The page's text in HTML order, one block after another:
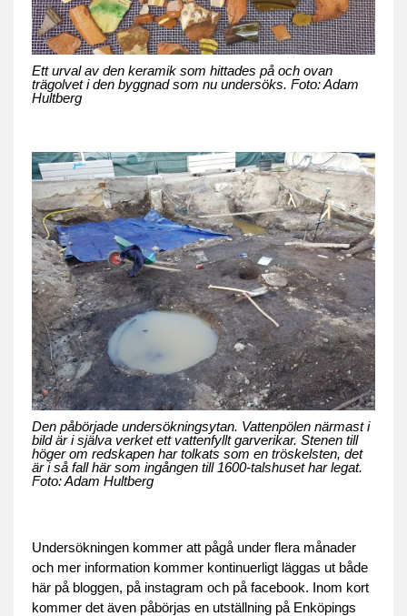
Ett urval av den keramik som hittades på och ovan
trägolvet i den byggnad som nu undersöks. Foto: Adam
Hultberg
Den påbörjade undersökningsytan. Vattenpölen närmast i
bild är i själva verket ett vattenfyllt garverikar. Stenen till
höger om redskapen har tolkats som en tröskelsten, det
är i så fall här som ingången till 1600-talshuset har legat.
Foto: Adam Hultberg
Undersökningen kommer att pågå under flera månader
och mer information kommer kontinuerligt läggas ut både
här på bloggen, på instagram och på facebook. Inom kort
kommer det även påbörjas en utställning på Enköpings